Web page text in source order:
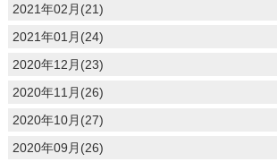
2021年02月(21)
2021年01月(24)
2020年12月(23)
2020年11月(26)
2020年10月(27)
2020年09月(26)